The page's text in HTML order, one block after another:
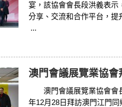
宴，該協會會長段洪義表示
分享、交流和合作平台，
...
澳門會議展覽業協
澳門會議展覽業協會會
年12月28日拜訪澳門江門